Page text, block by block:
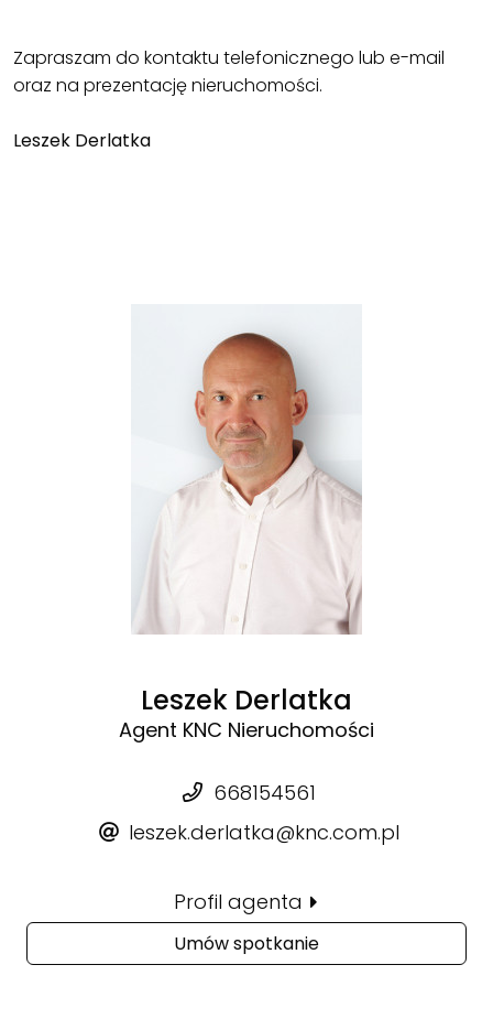
Zapraszam do kontaktu telefonicznego lub e-mail
oraz na prezentację nieruchomości.
Leszek Derlatka
Leszek Derlatka
Agent KNC Nieruchomości
668154561
leszek.derlatka@knc.com.pl
Profil agenta
Umów spotkanie